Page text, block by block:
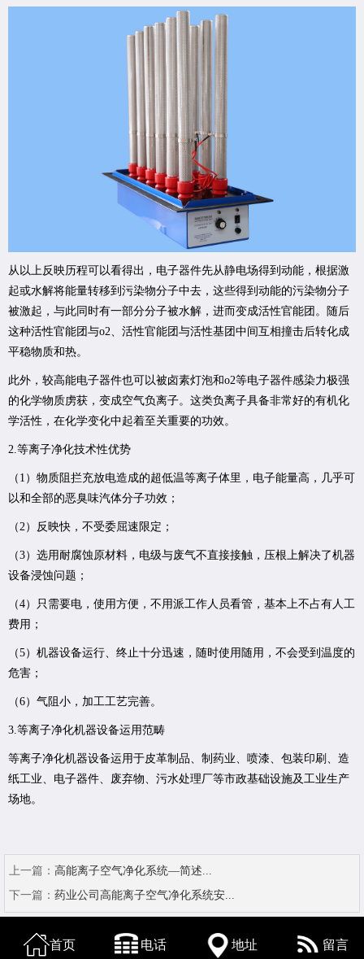
从以上反映历程可以看得出，电子器件先从静电场得到动能，根据激
起或水解将能量转移到污染物分子中去，这些得到动能的污染物分子
被激起，与此同时有一部分分子被水解，进而变成活性官能团。随后
这种活性官能团与o2、活性官能团与活性基团中间互相撞击后转化成
平稳物质和热。
此外，较高能电子器件也可以被卤素灯泡和o2等电子器件感染力极强
的化学物质虏获，变成空气负离子。这类负离子具备非常好的有机化
学活性，在化学变化中起着至关重要的功效。
2.等离子净化技术性优势
（1）物质阻拦充放电造成的超低温等离子体里，电子能量高，几乎可
以和全部的恶臭味汽体分子功效；
（2）反映快，不受委屈速限定；
（3）选用耐腐蚀原材料，电级与废气不直接接触，压根上解决了机器
设备浸蚀问题；
（4）只需要电，使用方便，不用派工作人员看管，基本上不占有人工
费用；
（5）机器设备运行、终止十分迅速，随时使用随用，不会受到温度的
危害；
（6）气阻小，加工工艺完善。
3.等离子净化机器设备运用范畴
等离子净化机器设备运用于皮革制品、制药业、喷漆、包装印刷、造
纸工业、电子器件、废弃物、污水处理厂等市政基础设施及工业生产
场地。
上一篇： 高能离子空气净化系统—简述...
下一篇： 药业公司高能离子空气净化系统安...
首页 电话 地址 留言